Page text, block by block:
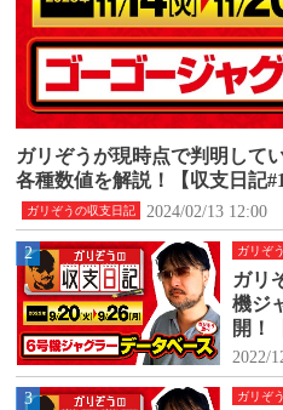
ガリぞうの収支日記
ガリぞうが現時点で判明して
各種数値を解説！【収支日記
1月20日(月)】
2024/02/13 12:00
2 ガリぞ
ガリ
機ジ
開！
0日(
2022/
3 ガリぞ